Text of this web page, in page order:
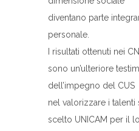
diventano parte
personale.
I risultati ottenuti nei
sono un’ulteriore
dell’impegno del CUS
nel valorizzare i talenti
scelto UNICAM per il